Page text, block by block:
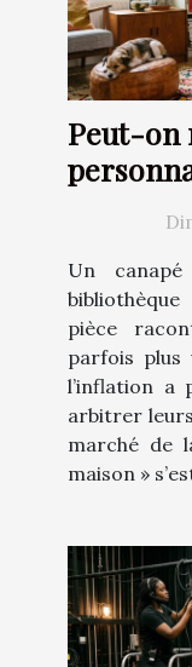
Peut-on
Un
pièce
parfois plus
l’inflation a
arbitrer
marché de
maison »